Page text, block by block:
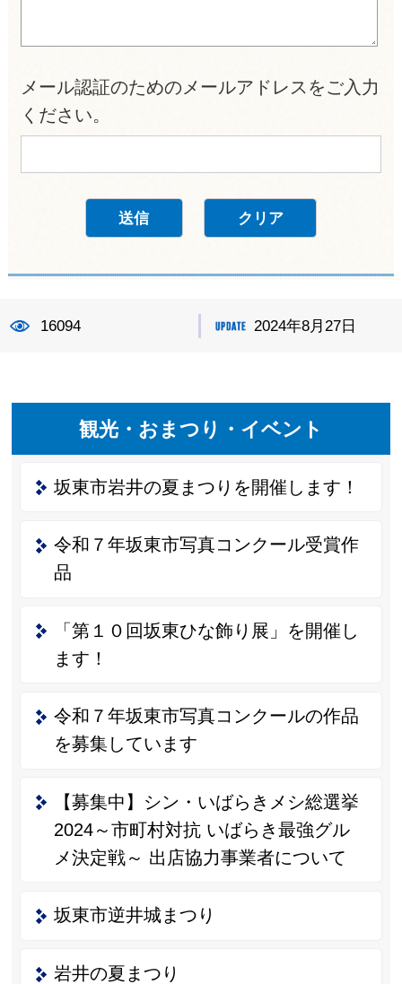
メール認証のためのメールアドレスをご入力
ください。
16094 2024年8月27日
観光・おまつり・イベント
坂東市岩井の夏まつりを開催します！
令和７年坂東市写真コンクール受賞作
品
「第１０回坂東ひな飾り展」を開催し
ます！
令和７年坂東市写真コンクールの作品
を募集しています
【募集中】シン・いばらきメシ総選挙
2024～市町村対抗 いばらき最強グル
メ決定戦～ 出店協力事業者について
坂東市逆井城まつり
岩井の夏まつり